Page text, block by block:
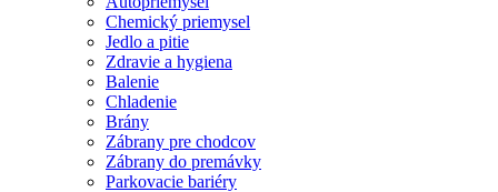
Chemický priemysel
Jedlo a pitie
Zdravie a hygiena
Balenie
Chladenie
Brány
Zábrany pre chodcov
Zábrany do premávky
Parkovacie bariéry